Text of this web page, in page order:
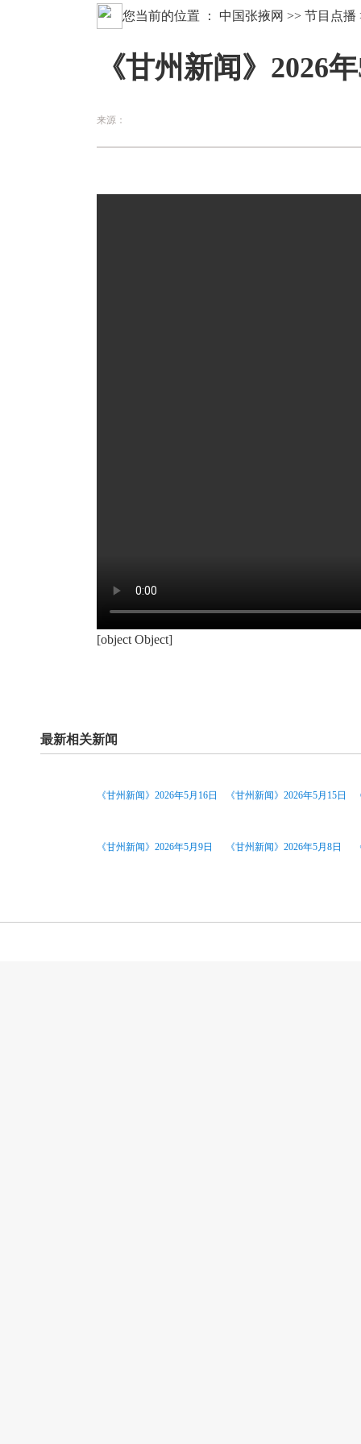
您当前的位置 ： 中国张掖网 >> 节目点播
《甘州新闻》2026
来源：
[object Object]
最新相关新闻
《甘州新闻》2026年5月16日 《甘州新闻》2026年5月15日
《甘州新闻》2026年5月9日 《甘州新闻》2026年5月8日